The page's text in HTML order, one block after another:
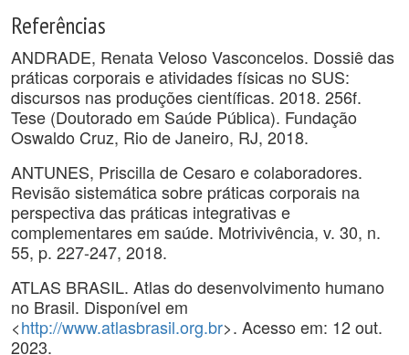
Referências
ANDRADE, Renata Veloso Vasconcelos. Dossiê das
práticas corporais e atividades físicas no SUS:
discursos nas produções científicas. 2018. 256f.
Tese (Doutorado em Saúde Pública). Fundação
Oswaldo Cruz, Rio de Janeiro, RJ, 2018.
ANTUNES, Priscilla de Cesaro e colaboradores.
Revisão sistemática sobre práticas corporais na
perspectiva das práticas integrativas e
complementares em saúde. Motrivivência, v. 30, n.
55, p. 227-247, 2018.
ATLAS BRASIL. Atlas do desenvolvimento humano
no Brasil. Disponível em
<http://www.atlasbrasil.org.br>. Acesso em: 12 out.
2023.